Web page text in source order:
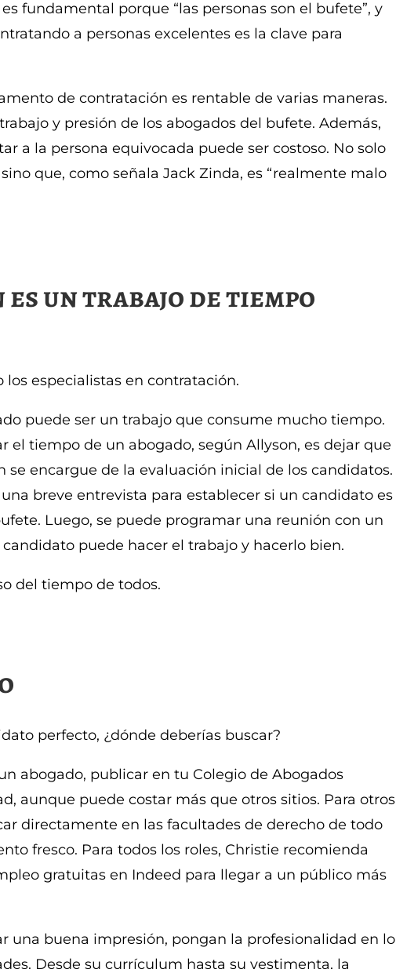
fundamental porque “las personas son el bufete”, y
a personas excelentes es la clave para
de contratación es rentable de varias maneras.
y presión de los abogados del bufete. Además,
a la persona equivocada puede ser costoso. No solo
que, como señala Jack Zinda, es “realmente malo
un trabajo de tiempo
especialistas en contratación.
puede ser un trabajo que consume mucho tiempo.
el tiempo de un abogado, según Allyson, es dejar que
se encargue de la evaluación inicial de los candidatos.
breve entrevista para establecer si un candidato es
Luego, se puede programar una reunión con un
puede hacer el trabajo y hacerlo bien.
del tiempo de todos.
perfecto, ¿dónde deberías buscar?
abogado, publicar en tu Colegio de Abogados
aunque puede costar más que otros sitios. Para otros
directamente en las facultades de derecho de todo
fresco. Para todos los roles, Christie recomienda
gratuitas en Indeed para llegar a un público más
una buena impresión, pongan la profesionalidad en lo
Desde su currículum hasta su vestimenta, la